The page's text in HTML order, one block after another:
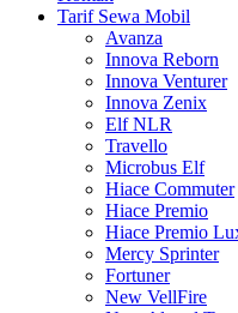
Tarif Sewa Mobil
Avanza
Innova Reborn
Innova Venturer
Innova Zenix
Elf NLR
Travello
Microbus Elf
Hiace Commuter
Hiace Premio
Hiace Premio
Mercy Sprinter
Fortuner
New VellFire